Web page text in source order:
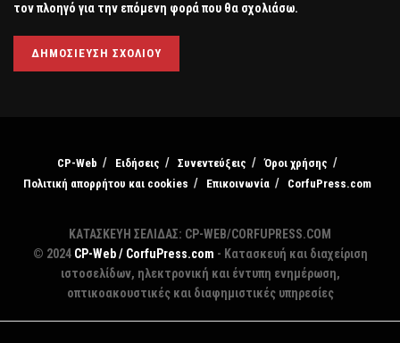
τον πλοηγό για την επόμενη φορά που θα σχολιάσω.
CP-Web Ειδήσεις Συνεντεύξεις
Όροι χρήσης
Πολιτική απορρήτου και cookies
Επικοινωνία CorfuPress.com
ΚΑΤΑΣΚΕΥΗ ΣΕΛΙΔΑΣ: CP-WEB/CORFUPRESS.COM
© 2024 CP-Web / CorfuPress.com - Κατασκευή και διαχείριση
ιστοσελίδων, ηλεκτρονική και έντυπη ενημέρωση,
οπτικοακουστικές και διαφημιστικές υπηρεσίες